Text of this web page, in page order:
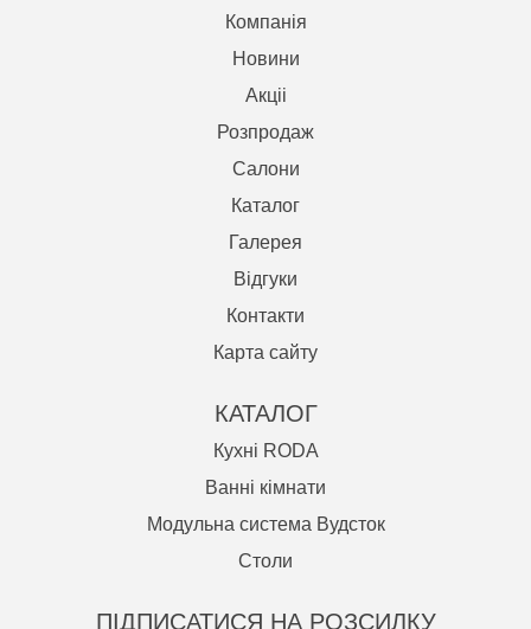
Компанія
Новини
Акцii
Розпродаж
Салони
Каталог
Галерея
Відгуки
Контакти
Карта сайту
КАТАЛОГ
Кухні RODA
Ванні кімнати
Модульна система Вудсток
Cтоли
ПІДПИСАТИСЯ НА РОЗСИЛКУ